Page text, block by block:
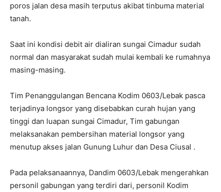
poros jalan desa masih terputus akibat tinbuma material
tanah.
Saat ini kondisi debit air dialiran sungai Cimadur sudah
normal dan masyarakat sudah mulai kembali ke rumahnya
masing-masing.
Tim Penanggulangan Bencana Kodim 0603/Lebak pasca
terjadinya longsor yang disebabkan curah hujan yang
tinggi dan luapan sungai Cimadur, Tim gabungan
melaksanakan pembersihan material longsor yang
menutup akses jalan Gunung Luhur dan Desa Ciusal .
Pada pelaksanaannya, Dandim 0603/Lebak mengerahkan
personil gabungan yang terdiri dari, personil Kodim